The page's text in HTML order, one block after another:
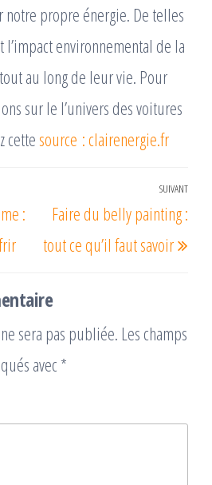
propre énergie. De telles
environnemental de la
au long de leur vie. Pour
sur le l’univers des voitures
cettesource : clairenergie.fr
:
SUIVANT
Faire du belly painting :
tout ce qu’il faut savoir
sera pas publiée. Les champs
avec *